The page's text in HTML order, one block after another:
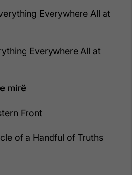
Everywhere All at
Everywhere All at
mirë
Front
of a Handful of Truths